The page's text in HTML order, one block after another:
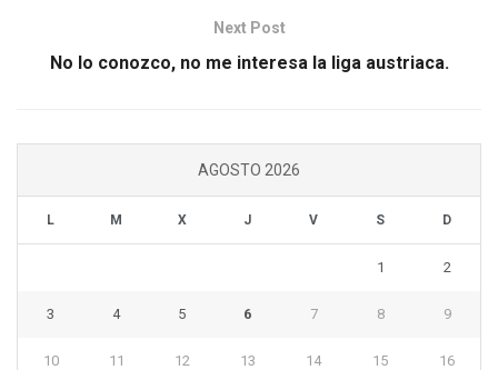
Next Post
No lo conozco, no me interesa la liga austriaca.
AGOSTO 2026
L M X J V S D
1 2
3 4 5 6 7 8 9
10 11 12 13 14 15 16